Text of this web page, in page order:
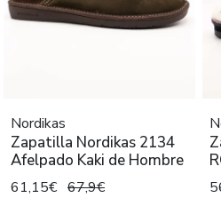
Nordikas
Zapatilla Nordikas 2134
Afelpado Kaki de Hombre
61,15€ 67,9€